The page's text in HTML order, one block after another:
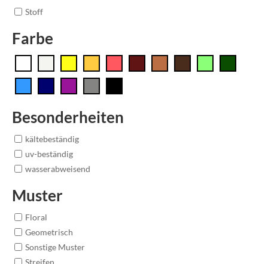
Stoff
Farbe
Besonderheiten
kältebeständig
uv-beständig
wasserabweisend
Muster
Floral
Geometrisch
Sonstige Muster
Streifen